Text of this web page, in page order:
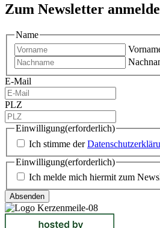
Zum Newsletter
Name
E-Mail
PLZ
Einwilligung(erforderlich)
Ich stimme der
Einwilligung(erforderlich)
Ich melde mich hiermit zum